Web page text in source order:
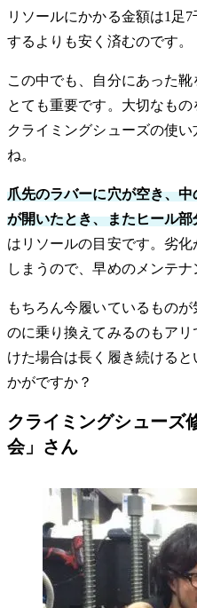
リソールにかかる金額は1足
するよりも安く済むのです。
この中でも、自分にあった
とても重要です。大切なも
クライミングシューズの使
ね。
爪先のラバーに穴が空き、
が開いたとき、またヒール
はリソールの目安です。劣
しまうので、早めのメンテナ
もちろん今履いているもの
のに乗り換えてみるのもア
けた場合は長く履き続ける
かがですか？
クライミングシューズ
会」さん